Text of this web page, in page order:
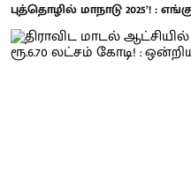
புத்தொழில் மாநாடு 2025’! :